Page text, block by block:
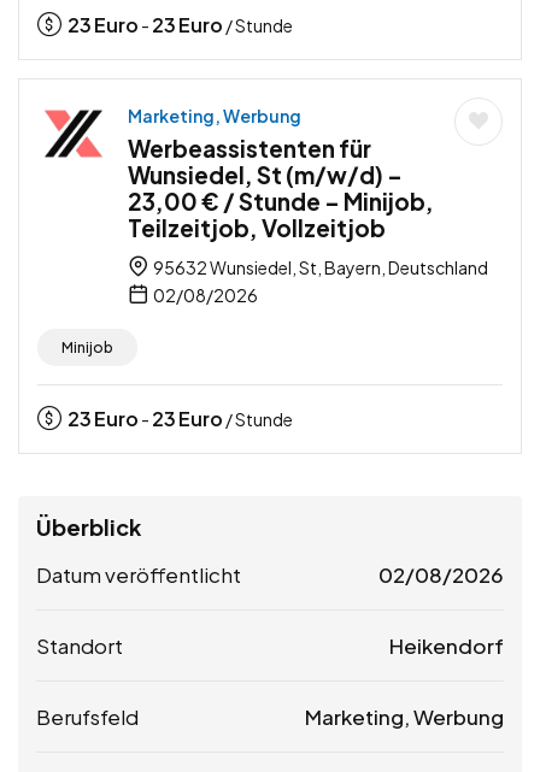
23Euro - 23Euro / Stunde
Marketing, Werbung
Werbeassistenten für
Wunsiedel, St (m/w/d) –
23,00 € / Stunde – Minijob,
Teilzeitjob, Vollzeitjob
95632 Wunsiedel, St, Bayern, Deutschland
02/08/2026
Minijob
23Euro - 23Euro / Stunde
Überblick
Datum veröffentlicht 02/08/2026
Standort Heikendorf
Berufsfeld Marketing, Werbung